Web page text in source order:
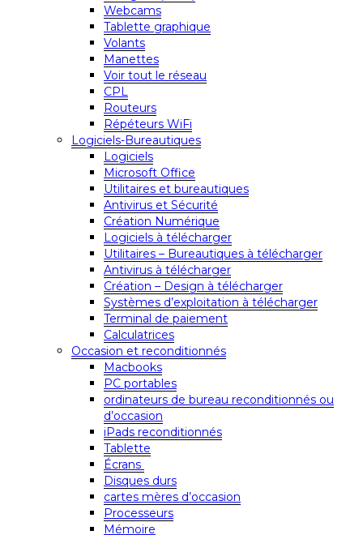
Webcams
Tablette graphique
Volants
Manettes
Voir tout le réseau
CPL
Routeurs
Répéteurs WiFi
Logiciels-Bureautiques
Logiciels
Microsoft Office
Utilitaires et bureautiques
Antivirus et Sécurité
Création Numérique
Logiciels à télécharger
Utilitaires – Bureautiques à télécharger
Antivirus à télécharger
Création – Design à télécharger
Systèmes d’exploitation à télécharger
Terminal de paiement
Calculatrices
Occasion et reconditionnés
Macbooks
PC portables
ordinateurs de bureau reconditionnés ou
d’occasion
iPads reconditionnés
Tablette
Écrans
Disques durs
cartes mères d’occasion
Processeurs
Mémoire